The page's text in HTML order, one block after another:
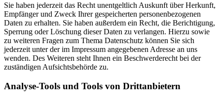
Sie haben jederzeit das Recht unentgeltlich Auskunft über Herkunft,
Empfänger und Zweck Ihrer gespeicherten personenbezogenen
Daten zu erhalten. Sie haben außerdem ein Recht, die Berichtigung,
Sperrung oder Löschung dieser Daten zu verlangen. Hierzu sowie
zu weiteren Fragen zum Thema Datenschutz können Sie sich
jederzeit unter der im Impressum angegebenen Adresse an uns
wenden. Des Weiteren steht Ihnen ein Beschwerderecht bei der
zuständigen Aufsichtsbehörde zu.
Analyse-Tools und Tools von Drittanbietern